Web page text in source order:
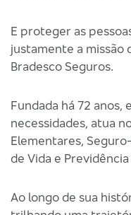
E proteger as
justamente a missão
Bradesco Seguros.
Fundada há 72 anos,
necessidades, atua
Elementares,
de Vida e
Ao longo de sua